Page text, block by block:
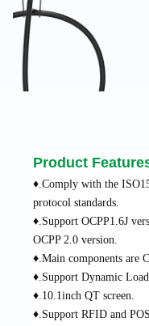
Product
♦.Comply with the
protocol standards.
♦.Support OCPP1.6J
OCPP 2.0 version.
♦.Main components are
♦.Support Dynamic
♦.10.1inch QT screen.
♦.Support RFID and